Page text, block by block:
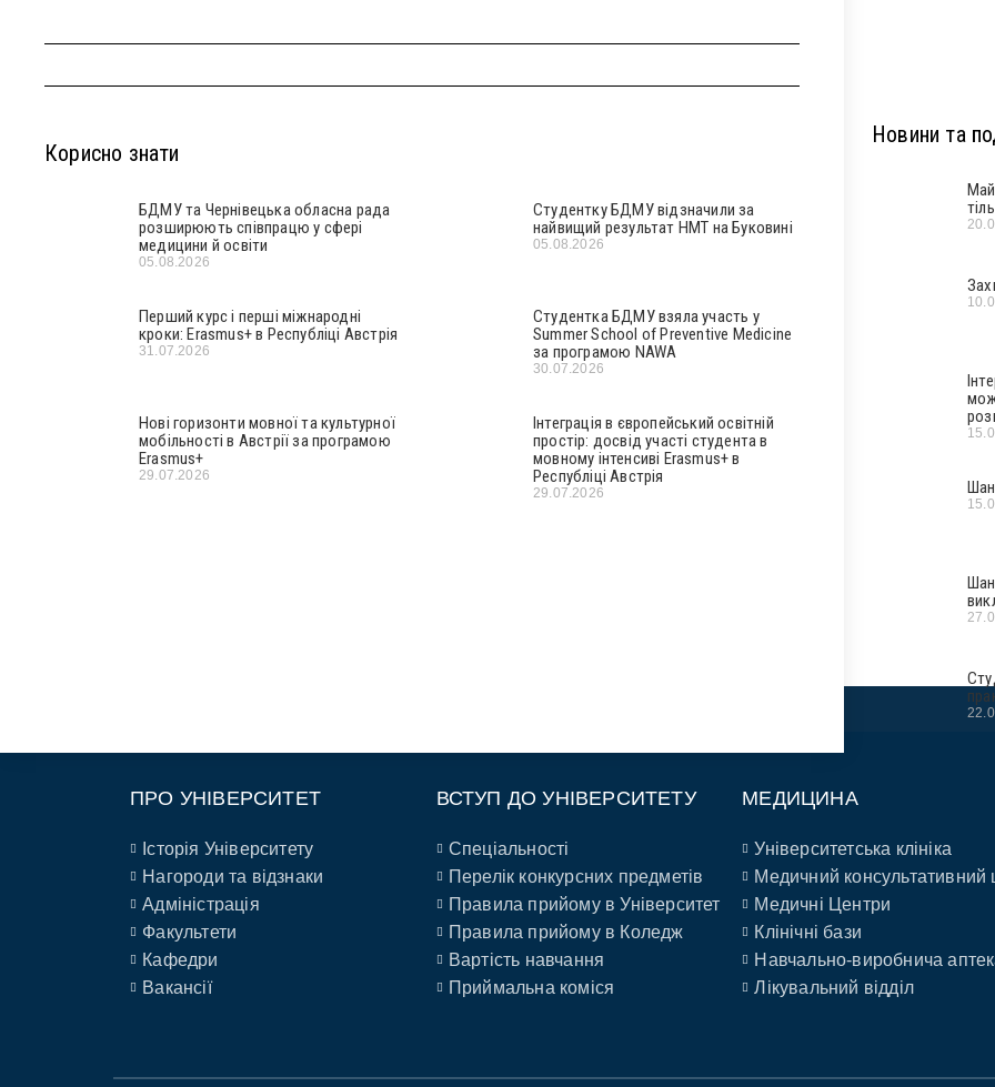
Корисно знати
БДМУ та Чернівецька обласна рада
розширюють співпрацю у сфері
медицини й освіти
05.08.2026
Студентку БДМУ відзначили за
найвищий результат НМТ на Буковині
05.08.2026
Перший курс і перші міжнародні
кроки: Erasmus+ в Республіці Австрія
31.07.2026
Студентка БДМУ взяла участь у
Summer School of Preventive Medicine
за програмою NAWA
30.07.2026
Нові горизонти мовної та культурної
мобільності в Австрії за програмою
Erasmus+
29.07.2026
Інтеграція в європейський освітній
простір: досвід участі студента в
мовному інтенсиві Erasmus+ в
Республіці Австрія
29.07.2026
Новини та
ПРО УНІВЕРСИТЕТ
Історія Університету
Нагороди та відзнаки
Адміністрація
Факультети
Кафедри
Вакансії
ВСТУП ДО УНІВЕРСИТЕТУ
Спеціальності
Перелік конкурсних предметів
Правила прийому в Університет
Правила прийому в Коледж
Вартість навчання
Приймальна коміся
МЕДИЦИНА
Університетська клініка
Медичний консультативний
Медичні Центри
Клінічні бази
Навчально-виробнича
Лікувальний відділ